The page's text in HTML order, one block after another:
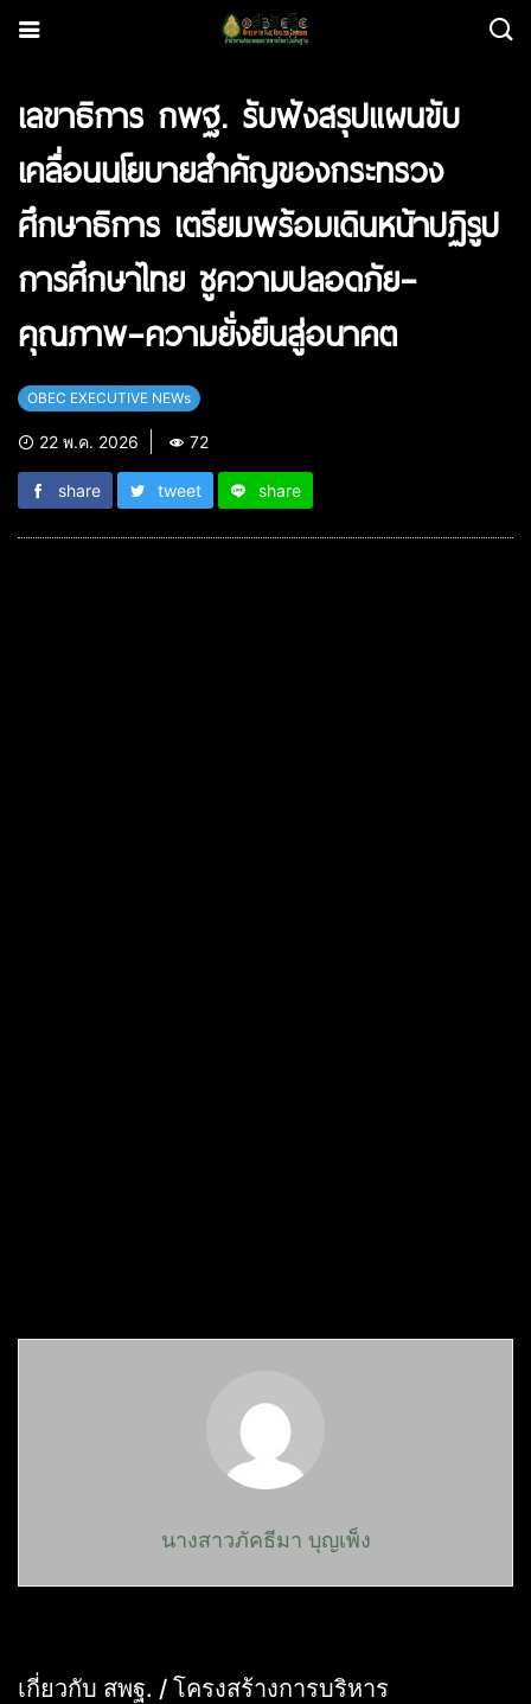
เลขาธิการ กพฐ. รับฟังสรุปแผนขับ
เคลื่อนนโยบายสำคัญของกระทรวง
ศึกษาธิการ เตรียมพร้อมเดินหน้าปฏิรูป
การศึกษาไทย ชูความปลอดภัย–
คุณภาพ–ความยั่งยืนสู่อนาคต
OBEC EXECUTIVE NEWs
22 พ.ค. 2026 72
share tweet share
นางสาวภัคธีมา บุญเพ็ง
เกี่ยวกับ สพฐ. / โครงสร้างการบริหาร